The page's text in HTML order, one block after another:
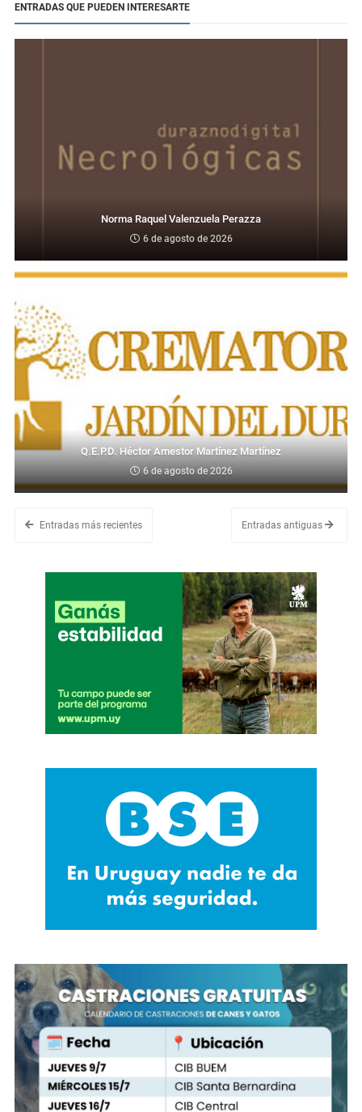
ENTRADAS QUE PUEDEN INTERESARTE
Norma Raquel Valenzuela Perazza
6 de agosto de 2026
Q.E.P.D. Héctor Amestor Martínez Martínez
6 de agosto de 2026
Entradas más recientes Entradas antiguas